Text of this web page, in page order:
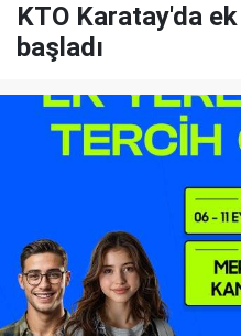
KTO Karatay'da
başladı